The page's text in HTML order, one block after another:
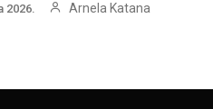
2026. Arnela Katana